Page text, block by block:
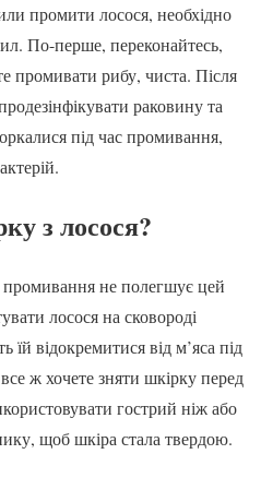
промити лосося, необхідно
По-перше, переконайтесь,
промивати рибу, чиста. Після
раковину та
під час промивання,
з лосося?
не полегшує цей
лосося на сковороді
відокремитися від м’яса під
ж хочете зняти шкірку перед
гострий ніж або
щоб шкіра стала твердою.